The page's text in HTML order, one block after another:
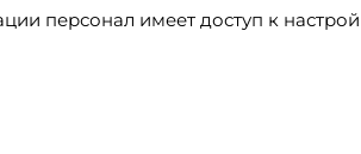
персонал имеет доступ к